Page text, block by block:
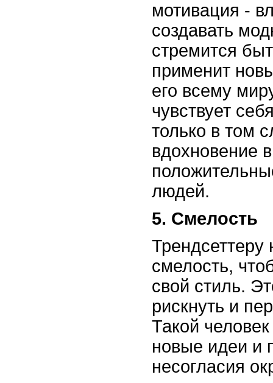
мотивация -
создавать
стремится
применит
его всему
чувствует
только в том
вдохновение
людей.
5. Смелость
Трендсеттеру
смелость,
свой стиль.
рискнуть и
Такой
новые идеи и
несогласия